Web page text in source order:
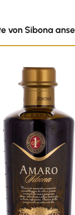
von Sibona